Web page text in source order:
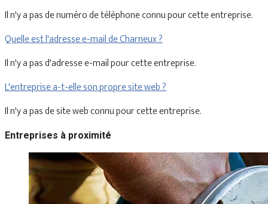
Il n'y a pas de numéro de téléphone connu pour cette entreprise.
Quelle est l'adresse e-mail de Charneux ?
Il n'y a pas d'adresse e-mail pour cette entreprise.
L'entreprise a-t-elle son propre site web ?
Il n'y a pas de site web connu pour cette entreprise.
Entreprises à proximité